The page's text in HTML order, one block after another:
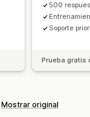
500
Soporte
Prueba gratis
Mostrar original